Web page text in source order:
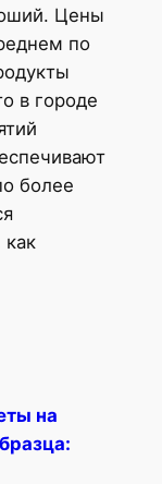
Цены
по
в городе
более
на